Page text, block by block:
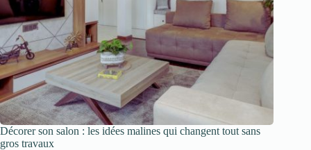
Décorer son salon : les idées malines qui changent tout sans
gros travaux